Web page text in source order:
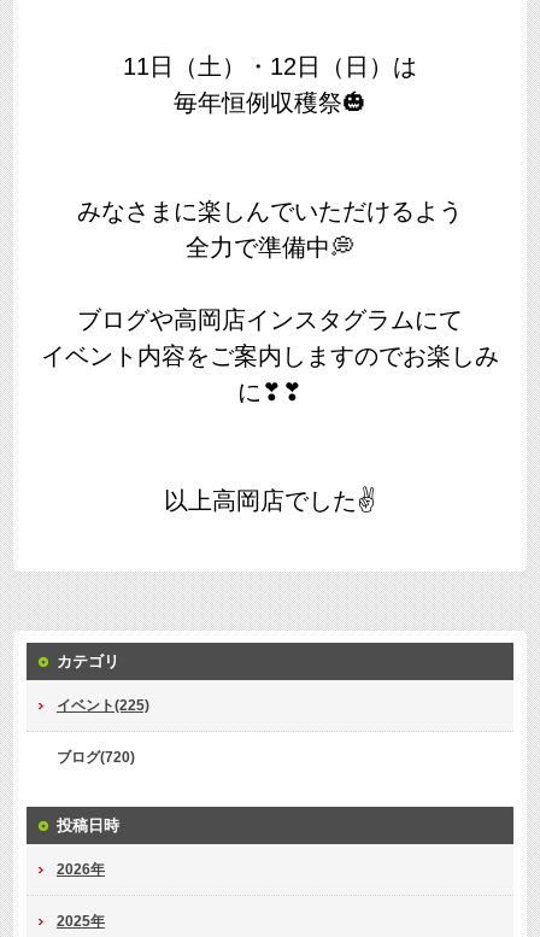
11日（土）・12日（日）は
毎年恒例収穫祭🎃
みなさまに楽しんでいただけるよう
全力で準備中💭
ブログや高岡店インスタグラムにて
イベント内容をご案内しますのでお楽しみ
に❣❣
以上高岡店でした✌
カテゴリ
イベント(225)
ブログ(720)
投稿日時
2026年
2025年